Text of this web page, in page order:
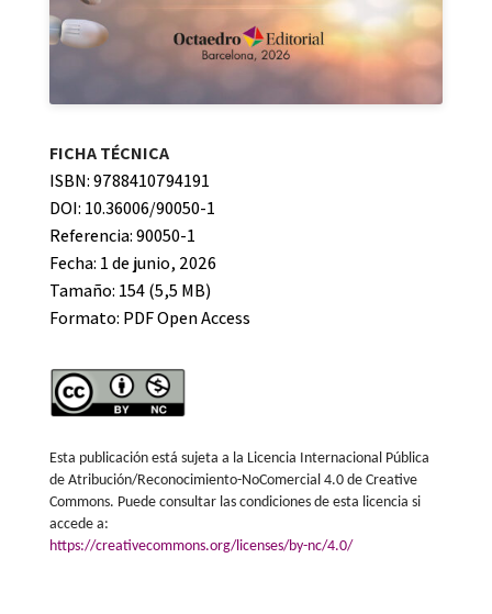
FICHA TÉCNICA
ISBN: 9788410794191
DOI: 10.36006/90050-1
Referencia: 90050-1
Fecha: 1 de junio, 2026
Tamaño: 154 (5,5 MB)
Formato: PDF Open Access
Esta publicación está sujeta a la Licencia Internacional Pública
de Atribución/Reconocimiento-NoComercial 4.0 de Creative
Commons. Puede consultar las condiciones de esta licencia si
accede a:
https://creativecommons.org/licenses/by-nc/4.0/